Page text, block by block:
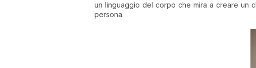
un linguaggio del corpo che mira a creare un
persona.